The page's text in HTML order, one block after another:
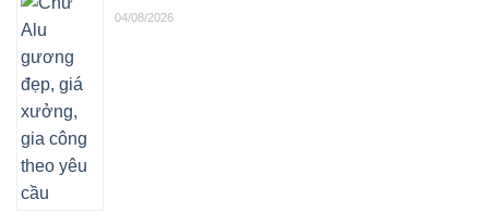
04/08/2026